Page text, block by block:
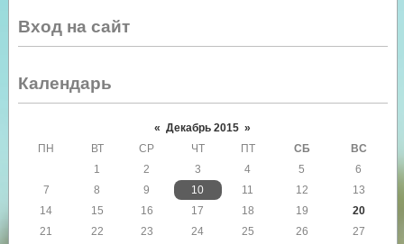
Вход на сайт
Календарь
« Декабрь 2015 »
ПН
ВТ СР ЧТ ПТ СБ
ВС
1
2 3 4 5
6
7
8 9 10 11 12
13
14
15 16 17 18 19
20
21
22 23 24 25 26
27